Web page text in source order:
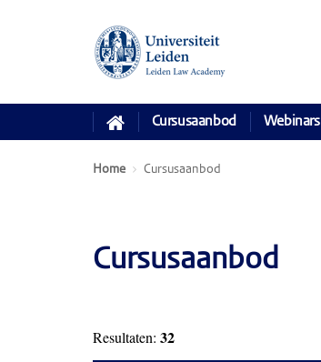
Cursusaanbod Webinars
Home Cursusaanbod
Cursusaanbod
Resultaten: 32